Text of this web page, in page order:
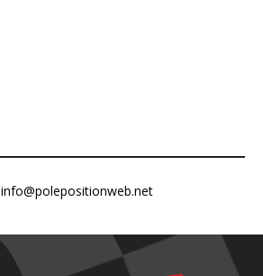
info@polepositionweb.net